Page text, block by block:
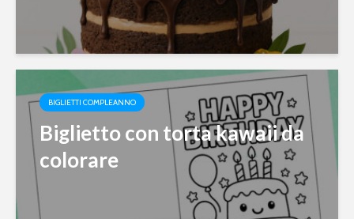
BIGLIETTI COMPLEANNO
Biglietto con torta kawaii da
colorare